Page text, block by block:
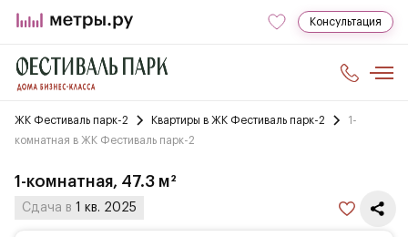
Консультация
ЖК Фестиваль парк-2 Квартиры в ЖК Фестиваль парк-2
1-
комнатная в ЖК Фестиваль парк-2
1-комнатная, 47.3 м²
Сдача в 1 кв. 2025